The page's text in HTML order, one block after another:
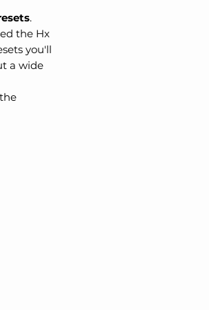
.
the Hx
you'll
a wide